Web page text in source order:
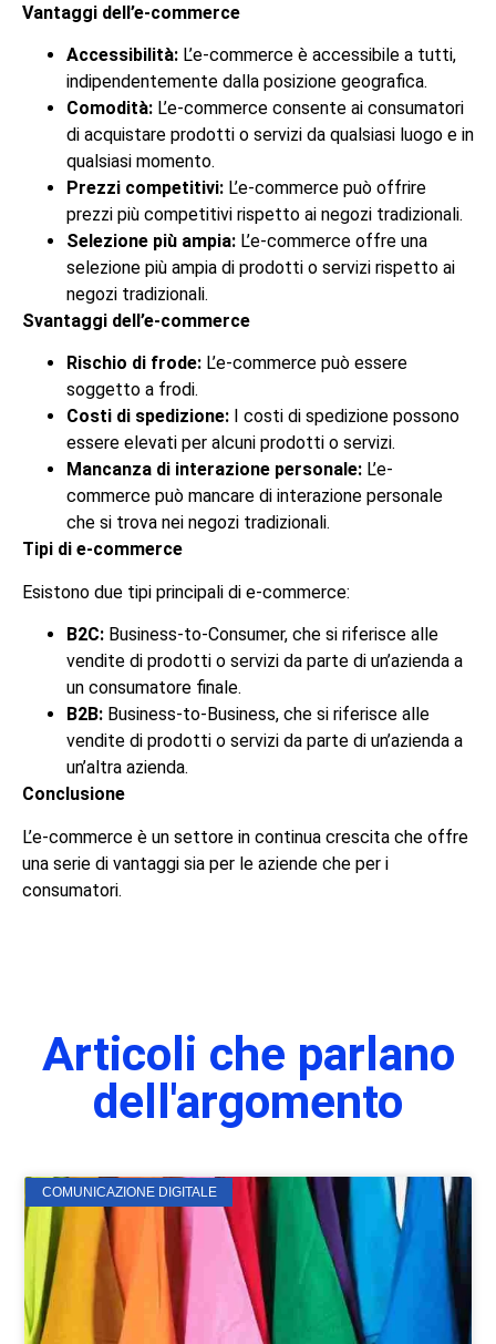
Vantaggi dell’e-commerce
Accessibilità: L’e-commerce è accessibile a tutti,
indipendentemente dalla posizione geografica.
Comodità: L’e-commerce consente ai consumatori
di acquistare prodotti o servizi da qualsiasi luogo e in
qualsiasi momento.
Prezzi competitivi: L’e-commerce può offrire
prezzi più competitivi rispetto ai negozi tradizionali.
Selezione più ampia: L’e-commerce offre una
selezione più ampia di prodotti o servizi rispetto ai
negozi tradizionali.
Svantaggi dell’e-commerce
Rischio di frode: L’e-commerce può essere
soggetto a frodi.
Costi di spedizione: I costi di spedizione possono
essere elevati per alcuni prodotti o servizi.
Mancanza di interazione personale: L’e-
commerce può mancare di interazione personale
che si trova nei negozi tradizionali.
Tipi di e-commerce
Esistono due tipi principali di e-commerce:
B2C: Business-to-Consumer, che si riferisce alle
vendite di prodotti o servizi da parte di un’azienda a
un consumatore finale.
B2B: Business-to-Business, che si riferisce alle
vendite di prodotti o servizi da parte di un’azienda a
un’altra azienda.
Conclusione
L’e-commerce è un settore in continua crescita che offre
una serie di vantaggi sia per le aziende che per i
consumatori.
Articoli che parlano
dell'argomento
COMUNICAZIONE DIGITALE